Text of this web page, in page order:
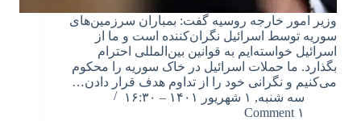
وزیر امور خارجه روسیه گفت: بمباران سرزمین‌های
سوریه توسط اسرائیل نگران‌کننده است و ما از
اسرائیل خواسته‌ایم به قوانین بین‌المللی احترام
بگذارد. ما حملات اسرائیل در خاک سوریه را محکوم
می‌کنیم و نگرانی خود را از تداوم هدف قرار دادن…
سه شنبه, ۱ شهریور ۱۴۰۱ – ۱۶:۳۰
۱ Comment